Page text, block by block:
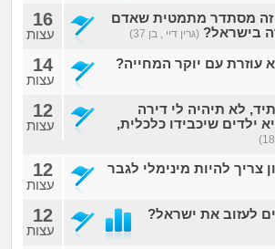
זה מסתדר מתמטית שאדם
בישראל? (גרין דיי , בן 37)
16
עצות
עם יוקר המחייה? 14
עצות
לא תיהיה לי דירה
ילדים שיכבידו כלכלית,
12
עצות
צריך להיות מינימלי לגבר
12
עצות
לעזוב את ישראל? 12
עצות